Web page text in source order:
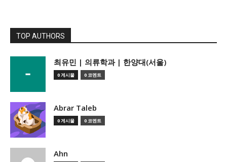
TOP AUTHORS
­최유민 | 의류학과 | 한양대(서울)
0 게시물 0 코멘트
Abrar Taleb
0 게시물 0 코멘트
Ahn